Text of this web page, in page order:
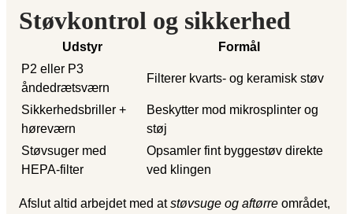
Støvkontrol og sikkerhed
Udstyr
Formål
P2 eller P3
åndedrætsværn
Filterer kvarts- og keramisk støv
Sikkerhedsbriller +
høreværn
Beskytter mod mikrosplinter og
støj
Støvsuger med
HEPA-filter
Opsamler fint byggestøv direkte
ved klingen
Afslut altid arbejdet med atstøvsuge og aftørre området,